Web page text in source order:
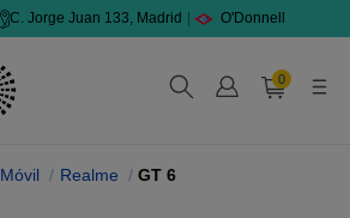
C. Jorge Juan 133, Madrid O'Donnell
0
Móvil Realme GT 6